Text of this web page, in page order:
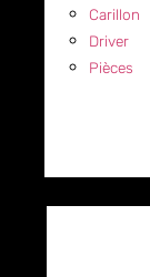
Carillon
Driver
Pièces